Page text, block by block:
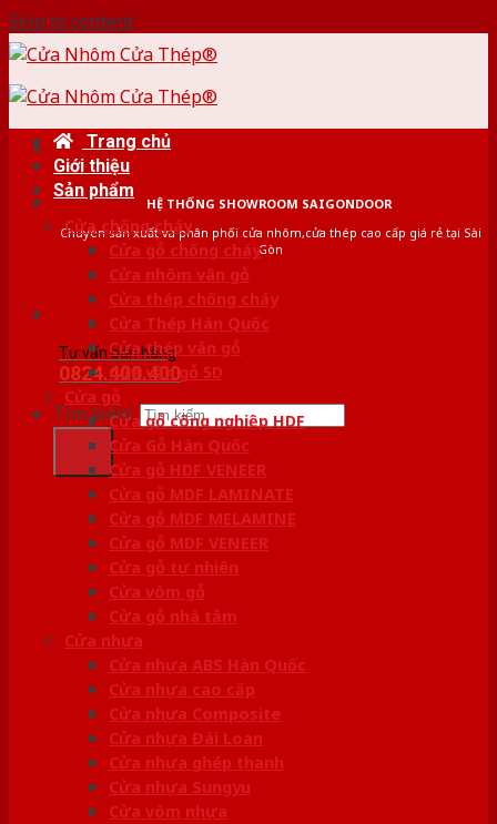
Skip to content
HỆ THỐNG SHOWROOM SAIGONDOOR
Chuyên sản xuất và phân phối cửa nhôm,cửa thép cao cấp giá rẻ tại Sài
Gòn
Tư vấn bán hàng
0824.400.400
Tìm kiếm:
Trang chủ
Giới thiệu
Sản phẩm
Cửa chống cháy
Cửa gỗ chống cháy
Cửa nhôm vân gỗ
Cửa thép chống cháy
Cửa Thép Hàn Quốc
Cửa thép vân gỗ
Cửa vân gỗ 5D
Cửa gỗ
Cửa gỗ công nghiệp HDF
Cửa Gỗ Hàn Quốc
Cửa gỗ HDF VENEER
Cửa gỗ MDF LAMINATE
Cửa gỗ MDF MELAMINE
Cửa gỗ MDF VENEER
Cửa gỗ tự nhiên
Cửa vòm gỗ
Cửa gỗ nhà tắm
Cửa nhựa
Cửa nhựa ABS Hàn Quốc
Cửa nhựa cao cấp
Cửa nhựa Composite
Cửa nhựa Đài Loan
Cửa nhựa ghép thanh
Cửa nhựa Sungyu
Cửa vòm nhựa